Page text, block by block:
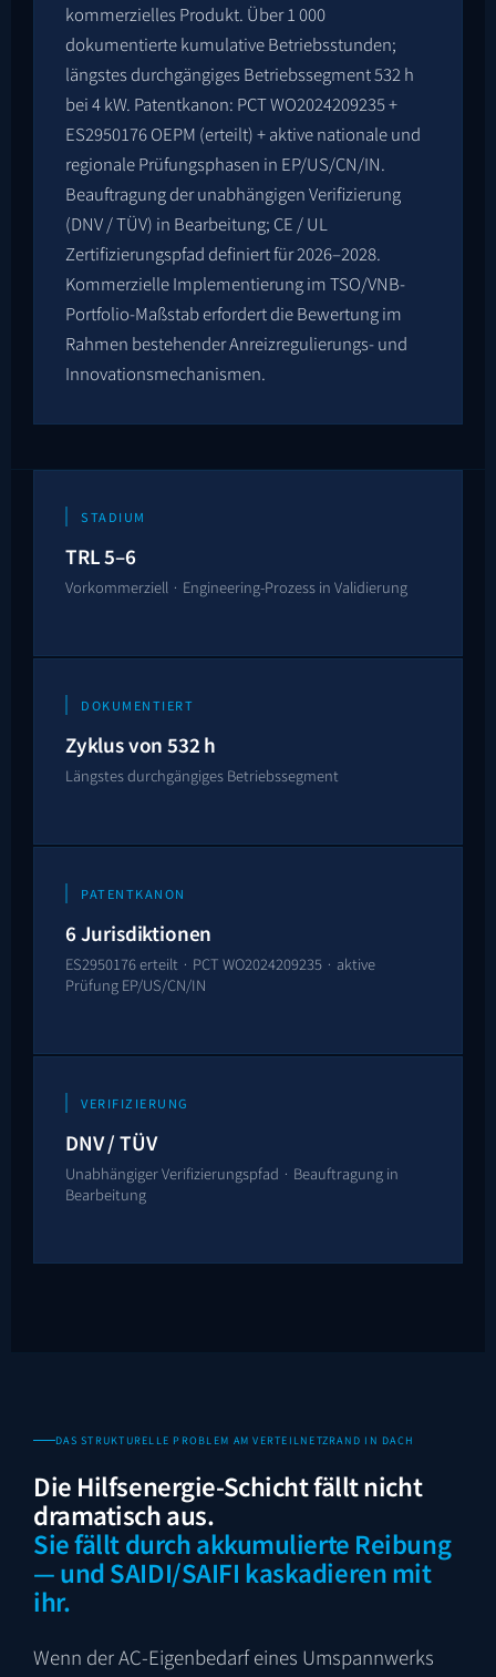
kommerzielles Produkt. Über 1 000
dokumentierte kumulative Betriebsstunden;
längstes durchgängiges Betriebssegment532 h
bei 4 kW. Patentkanon: PCT WO2024209235+
ES2950176OEPM (erteilt) + aktive nationale und
regionale Prüfungsphasen in EP/US/CN/IN.
Beauftragung der unabhängigen Verifizierung
(DNV / TÜV) in Bearbeitung; CE / UL
Zertifizierungspfad definiert für 2026–2028.
Kommerzielle Implementierung im TSO/VNB-
Portfolio-Maßstab erfordert die Bewertung im
Rahmen bestehender Anreizregulierungs- und
Innovationsmechanismen.
STADIUM
TRL 5–6
Vorkommerziell · Engineering-Prozess in Validierung
DOKUMENTIERT
Zyklus von532 h
Längstes durchgängiges Betriebssegment
PATENTKANON
6 Jurisdiktionen
ES2950176erteilt · PCT WO2024209235 · aktive
Prüfung EP/US/CN/IN
VERIFIZIERUNG
DNV / TÜV
Unabhängiger Verifizierungspfad · Beauftragung in
Bearbeitung
DAS STRUKTURELLE PROBLEM AM VERTEILNETZRAND IN DACH
Die Hilfsenergie-Schicht fällt nicht
dramatisch aus.
Sie fällt durch akkumulierte Reibung
— und SAIDI/SAIFI kaskadieren mit
ihr.
Wenn der AC-Eigenbedarf eines Umspannwerks